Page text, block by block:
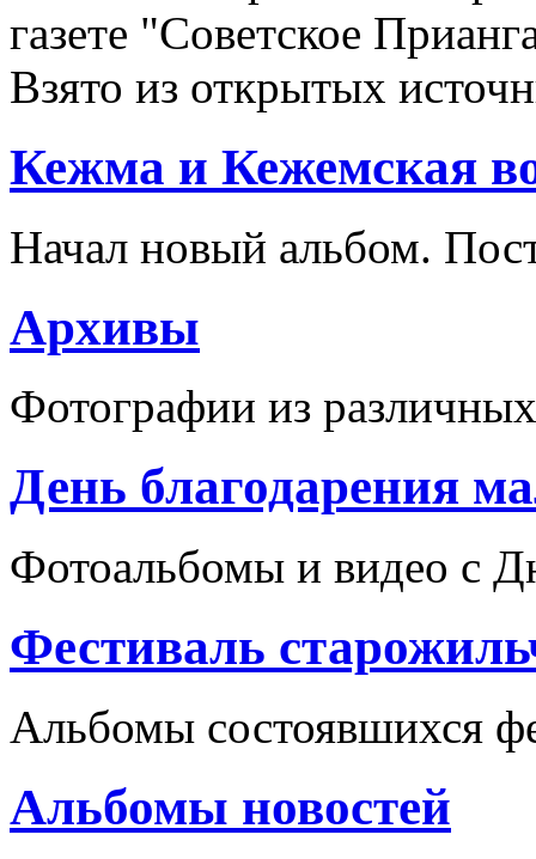
газете "Советское
Взято из открытых
Кежма и Кежемская
Начал новый альбом.
Архивы
Фотографии из
День благодарения
Фотоальбомы и видео с
Фестиваль
Альбомы состоявшихся
Альбомы новостей